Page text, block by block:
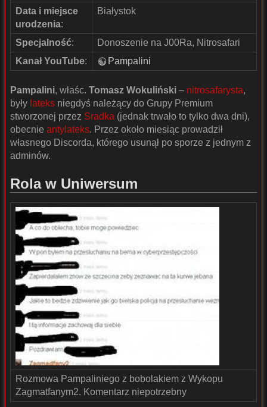
Data i miejsce
urodzenia:
Białystok
Specjalność:
Donoszenie na J00Ra, Nitrosafari
Kanał YouTube: Pampalini
Pampalini, właśc. Tomasz Wokuliński – nitrosafarysta,
były lateks niegdyś należący do Grupy Premium
stworzonej przez Sradka (jednak trwało to tylko dwa dni),
obecnie antylateks. Przez około miesiąc prowadził
własnego Discorda, którego usunął po sporze z jednym z
adminów.
Rola w Uniwersum
Rozmowa Pampaliniego z bobolakiem z Wykopu
Zagmatfanym2. Komentarz niepotrzebny